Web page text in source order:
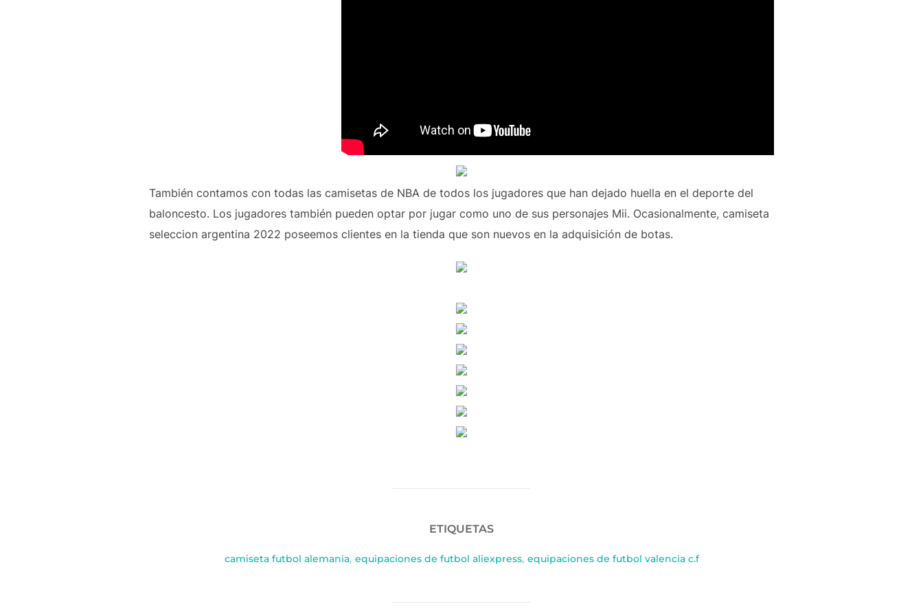
También contamos con todas las camisetas de NBA de todos los jugadores que han dejado huella en el deporte del
baloncesto. Los jugadores también pueden optar por jugar como uno de sus personajes Mii. Ocasionalmente, camiseta
seleccion argentina 2022 poseemos clientes en la tienda que son nuevos en la adquisición de botas.
ETIQUETAS
camiseta futbol alemania, equipaciones de futbol aliexpress, equipaciones de futbol valencia c.f